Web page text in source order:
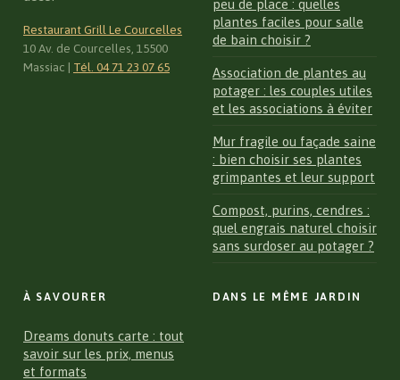
Restaurant Grill Le Courcelles
10 Av. de Courcelles, 15500
Massiac | Tél. 04 71 23 07 65
peu de place : quelles
plantes faciles pour salle
de bain choisir ?
Association de plantes au
potager : les couples utiles
et les associations à éviter
Mur fragile ou façade saine
: bien choisir ses plantes
grimpantes et leur support
Compost, purins, cendres :
quel engrais naturel choisir
sans surdoser au potager ?
À SAVOURER
Dreams donuts carte : tout
savoir sur les prix, menus
et formats
DANS LE MÊME JARDIN